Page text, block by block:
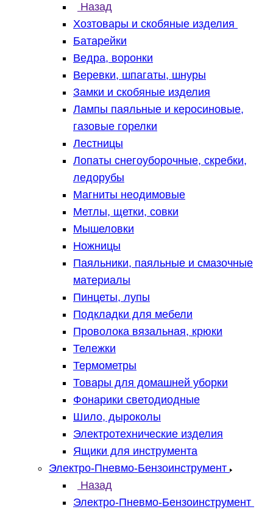
Назад
Хозтовары и скобяные изделия
Батарейки
Ведра, воронки
Веревки, шпагаты, шнуры
Замки и скобяные изделия
Лампы паяльные и керосиновые,
газовые горелки
Лестницы
Лопаты снегоуборочные, скребки,
ледорубы
Магниты неодимовые
Метлы, щетки, совки
Мышеловки
Ножницы
Паяльники, паяльные и смазочные
материалы
Пинцеты, лупы
Подкладки для мебели
Проволока вязальная, крюки
Тележки
Термометры
Товары для домашней уборки
Фонарики светодиодные
Шило, дыроколы
Электротехнические изделия
Ящики для инструмента
Электро-Пневмо-Бензоинструмент
Назад
Электро-Пневмо-Бензоинструмент